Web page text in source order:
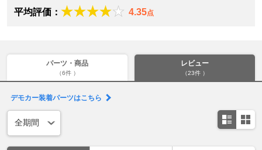
平均評価： 4.35点
パーツ・商品
（6件 ）
レビュー
（23件 ）
デモカー装着パーツはこちら